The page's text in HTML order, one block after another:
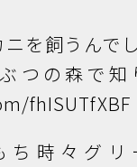
を飼うんで
つの森で知
fhISUTfXBF
時々グリ